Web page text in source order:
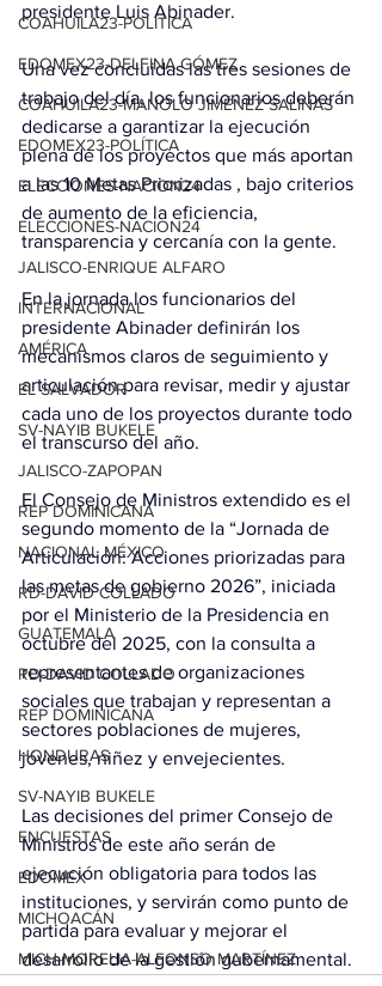
COAHUILA23-POLÍTICA
EDOMEX23-DELFINA GÓMEZ
COAHUILA23-MANOLO JIMÉNEZ SALINAS
EDOMEX23-POLÍTICA
ELECCIONES-NACION24
ELECCIONES-NACION24
JALISCO-ENRIQUE ALFARO
INTERNACIONAL
AMÉRICA
EL SALVADOR
SV-NAYIB BUKELE
JALISCO-ZAPOPAN
REP DOMINICANA
NACIONAL MÉXICO
RD-DAVID COLLADO
GUATEMALA
RD-DAVID COLLADO
REP DOMINICANA
HONDURAS
SV-NAYIB BUKELE
ENCUESTAS
EDOMEX
MICHOACÁN
MICH-MORELIA-ALFONSO MARTÍNEZ
presidente Luis Abinader.
Una vez concluidas las tres sesiones de
trabajo del día, los funcionarios deberán
dedicarse a garantizar la ejecución
plena de los proyectos que más aportan
a las 10 Metas Priorizadas , bajo criterios
de aumento de la eficiencia,
transparencia y cercanía con la gente.
En la jornada los funcionarios del
presidente Abinader definirán los
mecanismos claros de seguimiento y
articulación para revisar, medir y ajustar
cada uno de los proyectos durante todo
el transcurso del año.
El Consejo de Ministros extendido es el
segundo momento de la “Jornada de
Articulación: Acciones priorizadas para
las metas de gobierno 2026”, iniciada
por el Ministerio de la Presidencia en
octubre del 2025, con la consulta a
representantes de organizaciones
sociales que trabajan y representan a
sectores poblaciones de mujeres,
jóvenes, niñez y envejecientes.
Las decisiones del primer Consejo de
Ministros de este año serán de
ejecución obligatoria para todos las
instituciones, y servirán como punto de
partida para evaluar y mejorar el
desarrollo de la gestión gubernamental.